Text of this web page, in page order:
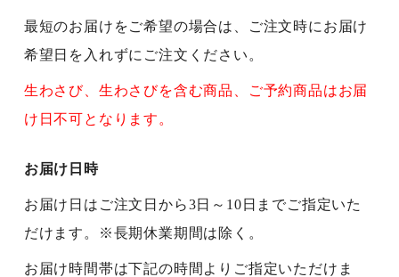
最短のお届けをご希望の場合は、ご注文時にお届け
希望日を入れずにご注文ください。
生わさび、生わさびを含む商品、ご予約商品はお届
け日不可となります。
お届け日時
お届け日はご注文日から3日～10日までご指定いた
だけます。※長期休業期間は除く。
お届け時間帯は下記の時間よりご指定いただけま